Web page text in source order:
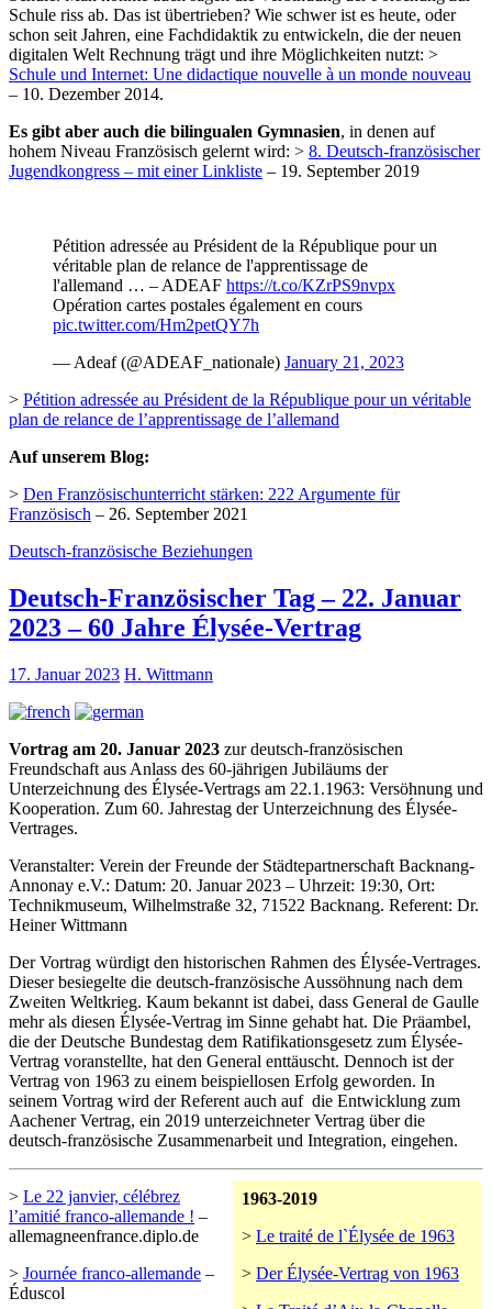
Schule riss ab. Das ist übertrieben? Wie schwer ist es heute, oder
schon seit Jahren, eine Fachdidaktik zu entwickeln, die der neuen
digitalen Welt Rechnung trägt und ihre Möglichkeiten nutzt: >
Schule und Internet: Une didactique nouvelle à un monde nouveau
– 10. Dezember 2014.
Es gibt aber auch die bilingualen Gymnasien, in denen auf
hohem Niveau Französisch gelernt wird: > 8. Deutsch-französischer
Jugendkongress – mit einer Linkliste – 19. September 2019
Pétition adressée au Président de la République pour un
véritable plan de relance de l'apprentissage de
l'allemand … – ADEAF https://t.co/KZrPS9nvpx
Opération cartes postales également en cours
pic.twitter.com/Hm2petQY7h
— Adeaf (@ADEAF_nationale) January 21, 2023
> Pétition adressée au Président de la République pour un véritable
plan de relance de l’apprentissage de l’allemand
Auf unserem Blog:
> Den Französischunterricht stärken: 222 Argumente für
Französisch – 26. September 2021
Deutsch-französische Beziehungen
Deutsch-Französischer Tag – 22. Januar
2023 – 60 Jahre Élysée-Vertrag
17. Januar 2023 H. Wittmann
Vortrag am 20. Januar 2023 zur deutsch-französischen
Freundschaft aus Anlass des 60-jährigen Jubiläums der
Unterzeichnung des Élysée-Vertrags am 22.1.1963: Versöhnung und
Kooperation. Zum 60. Jahrestag der Unterzeichnung des Élysée-
Vertrages.
Veranstalter: Verein der Freunde der Städtepartnerschaft Backnang-
Annonay e.V.: Datum: 20. Januar 2023 – Uhrzeit: 19:30, Ort:
Technikmuseum, Wilhelmstraße 32, 71522 Backnang. Referent: Dr.
Heiner Wittmann
Der Vortrag würdigt den historischen Rahmen des Élysée-Vertrages.
Dieser besiegelte die deutsch-französische Aussöhnung nach dem
Zweiten Weltkrieg. Kaum bekannt ist dabei, dass General de Gaulle
mehr als diesen Élysée-Vertrag im Sinne gehabt hat. Die Präambel,
die der Deutsche Bundestag dem Ratifikationsgesetz zum Élysée-
Vertrag voranstellte, hat den General enttäuscht. Dennoch ist der
Vertrag von 1963 zu einem beispiellosen Erfolg geworden. In
seinem Vortrag wird der Referent auch auf die Entwicklung zum
Aachener Vertrag, ein 2019 unterzeichneter Vertrag über die
deutsch-französische Zusammenarbeit und Integration, eingehen.
1963-2019
> Le traité de l`Élysée de 1963
> Der Élysée-Vertrag von 1963
> Le 22 janvier, célébrez
l’amitié franco-allemande ! –
allemagneenfrance.diplo.de
> Journée franco-allemande –
Éduscol